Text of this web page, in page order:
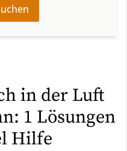
in der Luft
1 Lösungen
Hilfe